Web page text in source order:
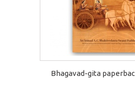
Bhagavad-gita